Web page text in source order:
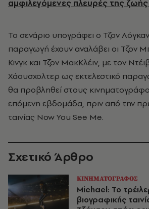
αμφιλεγόμενες πλευρές της
Το σενάριο υπογράφει ο Τζον
παραγωγή έχουν αναλάβει οι Τζον
Κινγκ και Τζον ΜακΚλέιν, με τον
Χάουσχολτερ ως εκτελεστικό
θα προβληθεί στους
επόμενη εβδομάδα, πριν από την
ταινίας Now You See Me.
Σχετικό Άρθρο
ΚΙΝΗΜΑΤΟΓΡΑΦΟΣ
Michael: Το
βιογραφικής